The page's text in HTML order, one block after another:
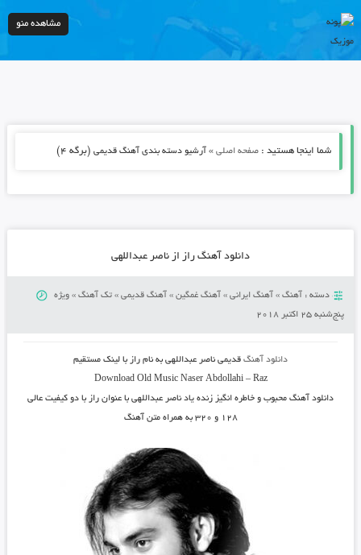
مشاهده منو
شما اینجا هستید : صفحه اصلی» آرشیو دسته بندی آهنگ قدیمی(برگه 4)
دانلود آهنگ راز از ناصر عبداللهی
دسته : آهنگ» آهنگ ایرانی» آهنگ غمگین» آهنگ قدیمی» تک آهنگ» ویژه
پنج‌شنبه 25 اکتبر 2018
دانلود آهنگقدیمیناصر عبداللهیبه نام راز با لینک مستقیم
Download Old MusicNaser Abdollahi – Raz
دانلود آهنگ محبوب و خاطره انگیز زنده یاد ناصر عبداللهی با عنوانراز با دو کیفیت عالی
۱۲۸ و ۳۲۰ به همراه متن آهنگ